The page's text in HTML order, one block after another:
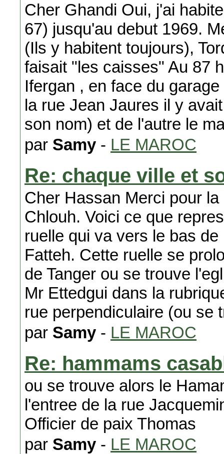
Cher Ghandi Oui, j'ai
67) jusqu'au debut 1969.
(Ils y habitent toujours),
faisait "les caisses" Au 87
Ifergan , en face du
la rue Jean Jaures il y
son nom) et de l'autre le
par Samy - LE MAROC
Re: chaque ville et
Cher Hassan Merci pour
Chlouh. Voici ce que
ruelle qui va vers le bas
Fatteh. Cette ruelle se
de Tanger ou se trouve
Mr Ettedgui dans la
rue perpendiculaire (ou se
par Samy - LE MAROC
Re: hammams
ou se trouve alors le
l'entree de la rue
Officier de paix Thomas
par Samy - LE MAROC